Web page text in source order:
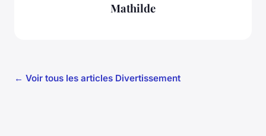
Mathilde
← Voir tous les articles Divertissement